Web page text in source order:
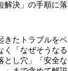
決」の手順に落
きたトラブルをベ
く「なぜそうなる
とし穴」「安全な